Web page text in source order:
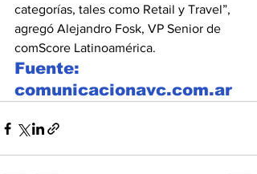
categorías, tales como Retail y Travel”,
agregó Alejandro Fosk, VP Senior de
comScore Latinoamérica.
Fuente:
comunicacionavc.com.ar